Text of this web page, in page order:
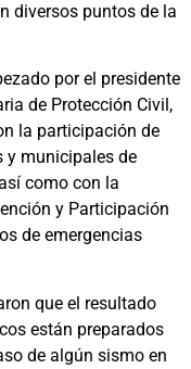
diversos puntos de la
por el presidente
de Protección Civil,
la participación de
y municipales de
como con la
y Participación
de emergencias
que el resultado
están preparados
de algún sismo en